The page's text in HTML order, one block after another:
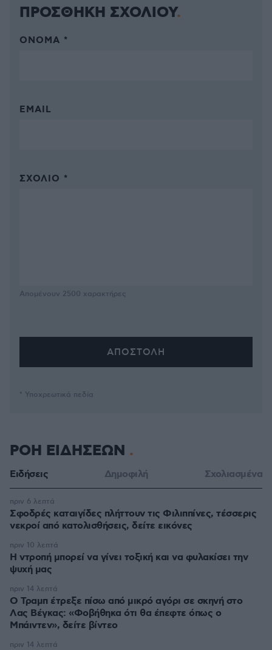
ΠΡΟΣΘΗΚΗ ΣΧΟΛΙΟΥ
ΌΝΟΜΑ *
EMAIL
ΣΧΌΛΙΟ *
Απομένουν 2500 χαρακτήρες
* Υποχρεωτικά πεδία
ΡΟΗ ΕΙΔΗΣΕΩΝ
Ειδήσεις Δημοφιλή Σχολιασμένα
Σφοδρές καταιγίδες πλήττουν τις Φιλιππίνες, τέσσερις
νεκροί από κατολισθήσεις, δείτε εικόνες
πριν 6 λεπτά
Η ντροπή μπορεί να γίνει τοξική και να φυλακίσει την
ψυχή μας
πριν 10 λεπτά
Ο Τραμπ έτρεξε πίσω από μικρό αγόρι σε σκηνή στο
Λας Βέγκας: «Φοβήθηκα ότι θα έπεφτε όπως ο
Μπάιντεν», δείτε βίντεο
πριν 14 λεπτά
πριν 14 λεπτά